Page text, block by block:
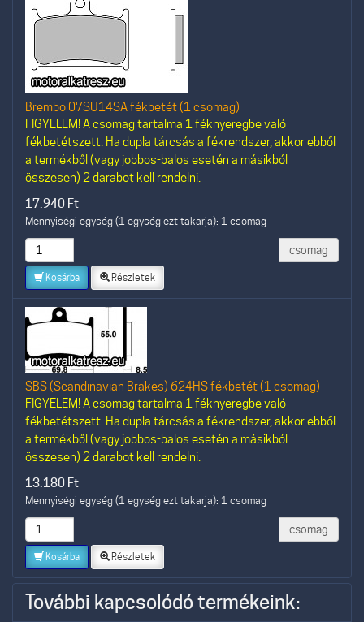
Brembo 07SU14SA fékbetét (1 csomag)
FIGYELEM! A csomag tartalma 1 féknyeregbe való
fékbetétszett. Ha dupla tárcsás a fékrendszer, akkor ebből
a termékből (vagy jobbos-balos esetén a másikból
összesen) 2 darabot kell rendelni.
17.940 Ft
Mennyiségi egység (1 egység ezt takarja): 1 csomag
csomag
Kosárba Részletek
SBS (Scandinavian Brakes) 624HS fékbetét (1 csomag)
FIGYELEM! A csomag tartalma 1 féknyeregbe való
fékbetétszett. Ha dupla tárcsás a fékrendszer, akkor ebből
a termékből (vagy jobbos-balos esetén a másikból
összesen) 2 darabot kell rendelni.
13.180 Ft
Mennyiségi egység (1 egység ezt takarja): 1 csomag
csomag
Kosárba Részletek
További kapcsolódó termékeink: